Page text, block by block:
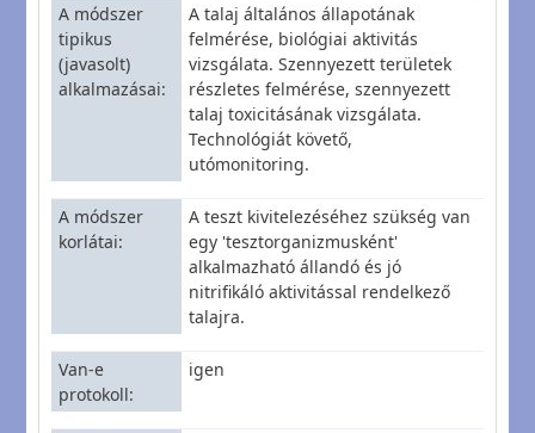
A módszer
tipikus
(javasolt)
alkalmazásai
A talaj általános állapotának
felmérése, biológiai aktivitás
vizsgálata. Szennyezett területek
részletes felmérése, szennyezett
talaj toxicitásának vizsgálata.
Technológiát követő,
utómonitoring.
A módszer
korlátai
A teszt kivitelezéséhez szükség van
egy 'tesztorganizmusként'
alkalmazható állandó és jó
nitrifikáló aktivitással rendelkező
talajra.
Van-e
protokoll
igen